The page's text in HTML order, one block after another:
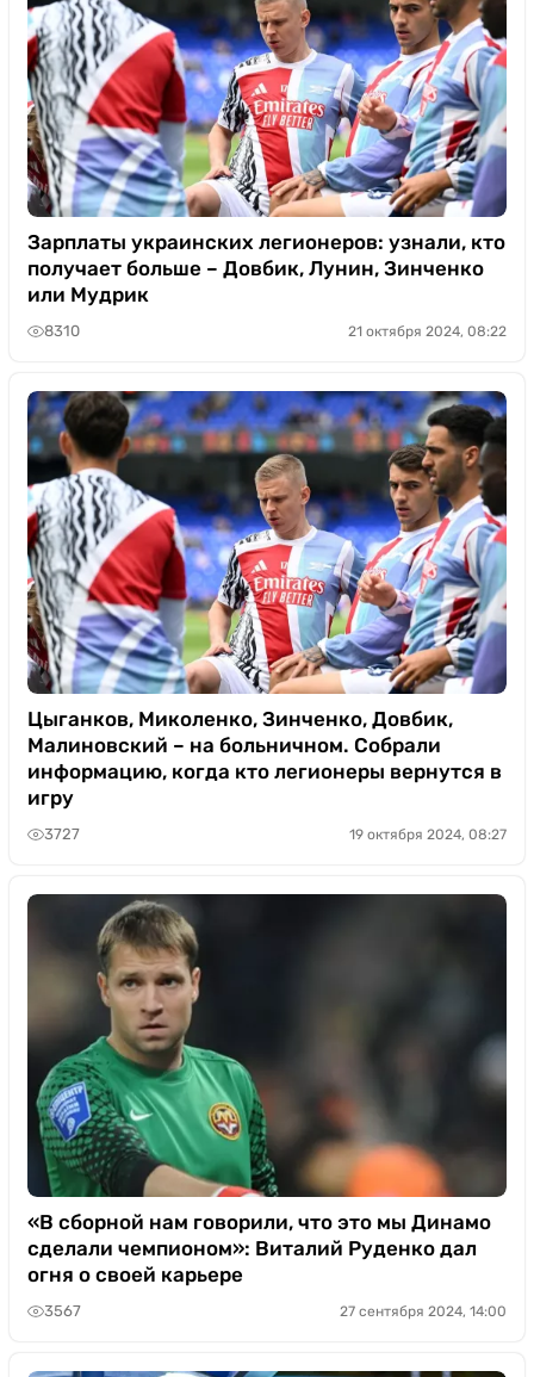
Зарплаты украинских легионеров: узнали, кто
получает больше – Довбик, Лунин, Зинченко
или Мудрик
8310 21 октября 2024, 08:22
Цыганков, Миколенко, Зинченко, Довбик,
Малиновский – на больничном. Собрали
информацию, когда кто легионеры вернутся в
игру
3727 19 октября 2024, 08:27
«В сборной нам говорили, что это мы Динамо
сделали чемпионом»: Виталий Руденко дал
огня о своей карьере
3567 27 сентября 2024, 14:00